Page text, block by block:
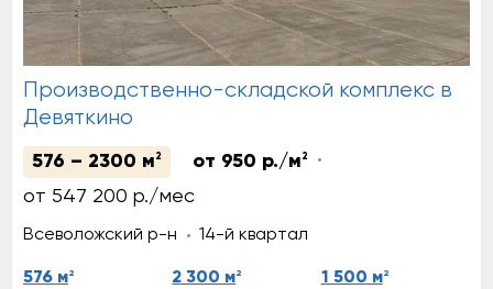
Производственно-складской комплекс в
Девяткино
576 – 2300 м 2 от 950 р./м 2
от 547 200 р./мес
Всеволожский р-н 14-й квартал
576 м2 2 300 м2 1 500 м2